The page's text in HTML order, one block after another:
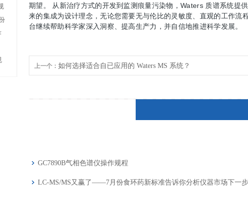
期望。 从新治疗方式的开发到监测痕量污染物，Waters 质谱系统提
来的集成为设计理念，无论您需要无与伦比的灵敏度、直观的工作
台继续帮助科学家深入洞察、提高生产力，并自信地推进科学发展。
上一个： 如何选择适合自已应用的 Waters MS 系统？
GC7890B气相色谱仪操作规程
LC-MS/MS又赢了——7月份食环药新标准告诉你分析仪器市场下一